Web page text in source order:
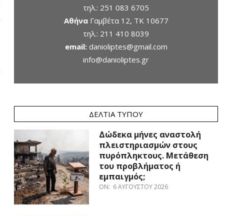
τηλ.: 251 083 6705
ΑθήναΓαμβέτα 12, ΤΚ 10677
τηλ.: 211 410 8039
email: danioliptes@gmail.com
info@danioliptes.gr
ΔΕΛΤΊΑ ΤΎΠΟΥ
Δώδεκα μήνες αναστολή
πλειστηριασμών στους
πυρόπληκτους. Μετάθεση
του προβλήματος ή
εμπαιγμός;
ON: 6 ΑΥΓΟΎΣΤΟΥ 2026